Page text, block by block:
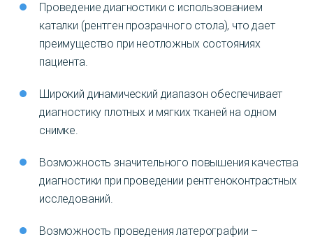
Проведение диагностики с использованием
каталки (рентген прозрачного стола), что дает
преимущество при неотложных состояниях
пациента.
Широкий динамический диапазон обеспечивает
диагностику плотных и мягких тканей на одном
снимке.
Возможность значительного повышения качества
диагностики при проведении рентгеноконтрастных
исследований.
Возможность проведения латерографии –